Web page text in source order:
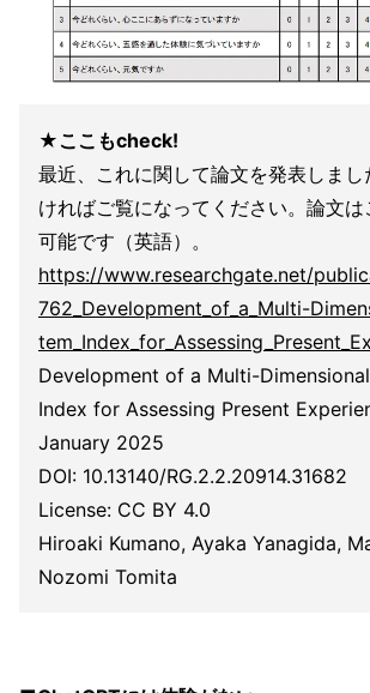
★ここもcheck!
最近、これに関して論文を発表しまし
ければご覧になってください。論文
可能です（英語）。
https://www.researchgate.net/
762_Development_of_a_Multi-
Development of a Multi-
Index for Assessing Present
January 2025
DOI: 10.13140/RG.2.2.20914.31682
License: CC BY 4.0
Hiroaki Kumano, Ayaka Yanagida,
Nozomi Tomita